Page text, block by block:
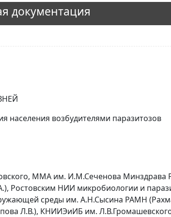
документация
населения возбудителями паразитозов
ММА им. И.М.Сеченова Минздрава
Ростовским НИИ микробиологии и
среды им. А.Н.Сысина РАМН
Л.В.), КНИИЭиИБ им.